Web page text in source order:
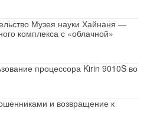
Музея науки Хайнаня —
комплекса с «облачной»
процессора Kirin 9010S во
и возвращение к